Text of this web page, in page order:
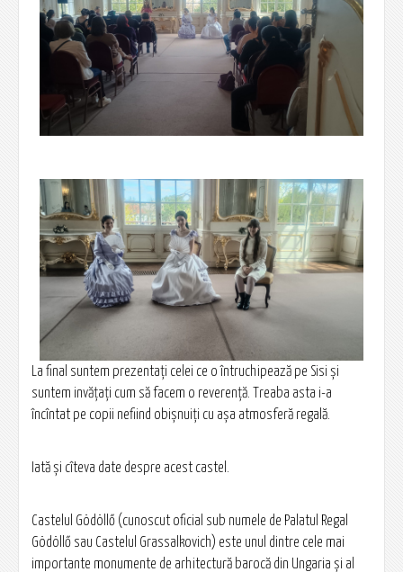
La final suntem prezentați celei ce o întruchipează pe Sisi și
suntem invățați cum să facem o reverență. Treaba asta i-a
încîntat pe copii nefiind obișnuiți cu așa atmosferă regală.
Iată și cîteva date despre acest castel.
Castelul Gödöllő (cunoscut oficial sub numele de Palatul Regal
Gödöllő sau Castelul Grassalkovich) este unul dintre cele mai
importante monumente de arhitectură barocă din Ungaria și al